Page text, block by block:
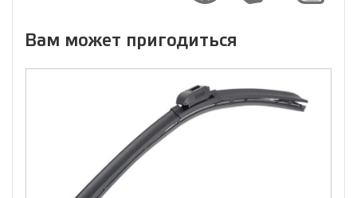
Вам может пригодиться